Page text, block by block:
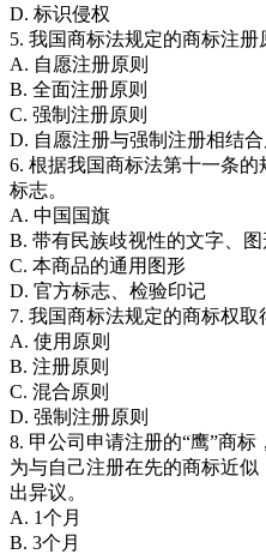
D. 标识侵权
5. 我国商标法规定的商标注册
A. 自愿注册原则
B. 全面注册原则
C. 强制注册原则
D. 自愿注册与强制注册相结合
6. 根据我国商标法第十一条
标志。
A. 中国国旗
B. 带有民族歧视性的文字、图
C. 本商品的通用图形
D. 官方标志、检验印记
7. 我国商标法规定的商标权取
A. 使用原则
B. 注册原则
C. 混合原则
D. 强制注册原则
8. 甲公司申请注册的“鹰”商
为与自己注册在先的商标近
出异议。
A. 1个月
B. 3个月